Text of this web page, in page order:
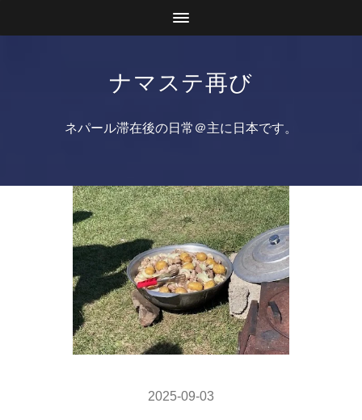
ナマステ再び
ネパール滞在後の日常＠主に日本です。
2025-09-03